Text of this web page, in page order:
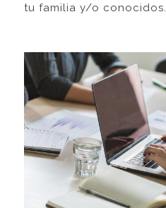
tu familia y/o conocidos.